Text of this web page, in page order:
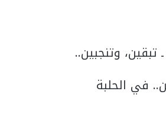
تبقين، وتنجبين..
في الحلبة